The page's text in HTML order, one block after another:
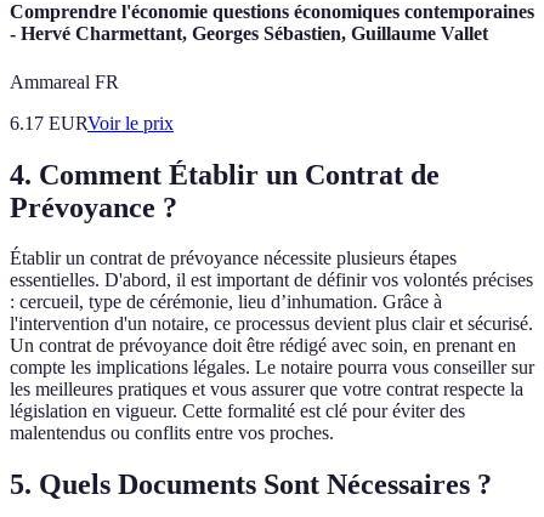
Comprendre l'économie questions économiques contemporaines
- Hervé Charmettant, Georges Sébastien, Guillaume Vallet
Ammareal FR
6.17 EURVoir le prix
4. Comment Établir un Contrat de
Prévoyance ?
Établir un contrat de prévoyance nécessite plusieurs étapes
essentielles. D'abord, il est important de définir vos volontés précises
: cercueil, type de cérémonie, lieu d’inhumation. Grâce à
l'intervention d'un notaire, ce processus devient plus clair et sécurisé.
Un contrat de prévoyance doit être rédigé avec soin, en prenant en
compte les implications légales. Le notaire pourra vous conseiller sur
les meilleures pratiques et vous assurer que votre contrat respecte la
législation en vigueur. Cette formalité est clé pour éviter des
malentendus ou conflits entre vos proches.
5. Quels Documents Sont Nécessaires ?